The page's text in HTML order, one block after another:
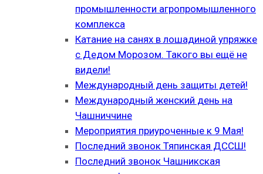
промышленности агропромышленного
комплекса
Катание на санях в лошадиной упряжке
с Дедом Морозом. Такого вы ещё не
видели!
Международный день защиты детей!
Международный женский день на
Чашниччине
Мероприятия приуроченные к 9 Мая!
Последний звонок Тяпинская ДССШ!
Последний звонок Чашникская